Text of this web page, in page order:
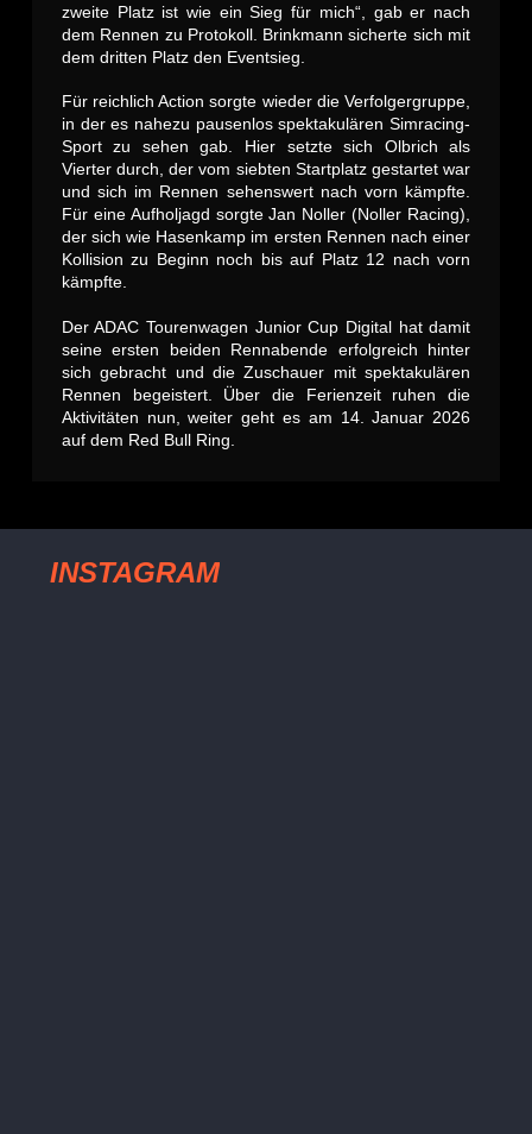
zweite Platz ist wie ein Sieg für mich“, gab er nach
dem Rennen zu Protokoll. Brinkmann sicherte sich mit
dem dritten Platz den Eventsieg.
Für reichlich Action sorgte wieder die Verfolgergruppe,
in der es nahezu pausenlos spektakulären Simracing-
Sport zu sehen gab. Hier setzte sich Olbrich als
Vierter durch, der vom siebten Startplatz gestartet war
und sich im Rennen sehenswert nach vorn kämpfte.
Für eine Aufholjagd sorgte Jan Noller (Noller Racing),
der sich wie Hasenkamp im ersten Rennen nach einer
Kollision zu Beginn noch bis auf Platz 12 nach vorn
kämpfte.
Der ADAC Tourenwagen Junior Cup Digital hat damit
seine ersten beiden Rennabende erfolgreich hinter
sich gebracht und die Zuschauer mit spektakulären
Rennen begeistert. Über die Ferienzeit ruhen die
Aktivitäten nun, weiter geht es am 14. Januar 2026
auf dem Red Bull Ring.
INSTAGRAM